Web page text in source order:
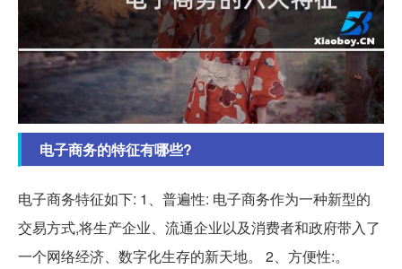
电子商务的特征有哪些?
电子商务特征如下: 1、普遍性: 电子商务作为一种新型的
交易方式,将生产企业、流通企业以及消费者和政府带入了
一个网络经济、数字化生存的新天地。 2、方便性:。